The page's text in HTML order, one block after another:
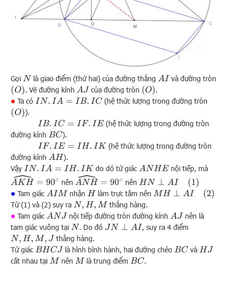
Gọi N là giao điểm (thứ hai) của đường thẳng AI
và đường tròn
(O) . Vẽ đường kính AJ của đường tròn (O) .
∙ Ta có IN.IA =IB. IC
(hệ thức lượng trong đường tròn
(O) ).
.IE
(hệ thức lượng trong đường tròn
đường kính BC
).
.IK
(hệ thức lượng trong đường tròn
đường kính AH
).
Vậy IN.IA =IH IK do dó tứ giác ANHE
nội tiếp, mà
AKH^= ∘ nên ANH^= ∘ nên HN⊥A (
)
∙ Tam giác AIM nhận H làm trực tâm nên MH⊥A (
)
Từ (1) và (2) suy ra N,H ,M
thẳng hàng.
∙ Tam giác ANJ nội tiếp đường tròn đường kính AJ
nên là
tam giác vuông tại N . Do đó JN⊥ AI
, suy ra 4 điểm
N,H ,M,J
thẳng hàng.
Tứ giác BHCJ là hình bình hành, hai đường chéo BC và HJ
cắt nhau tại M nên M là trung điểm BC .